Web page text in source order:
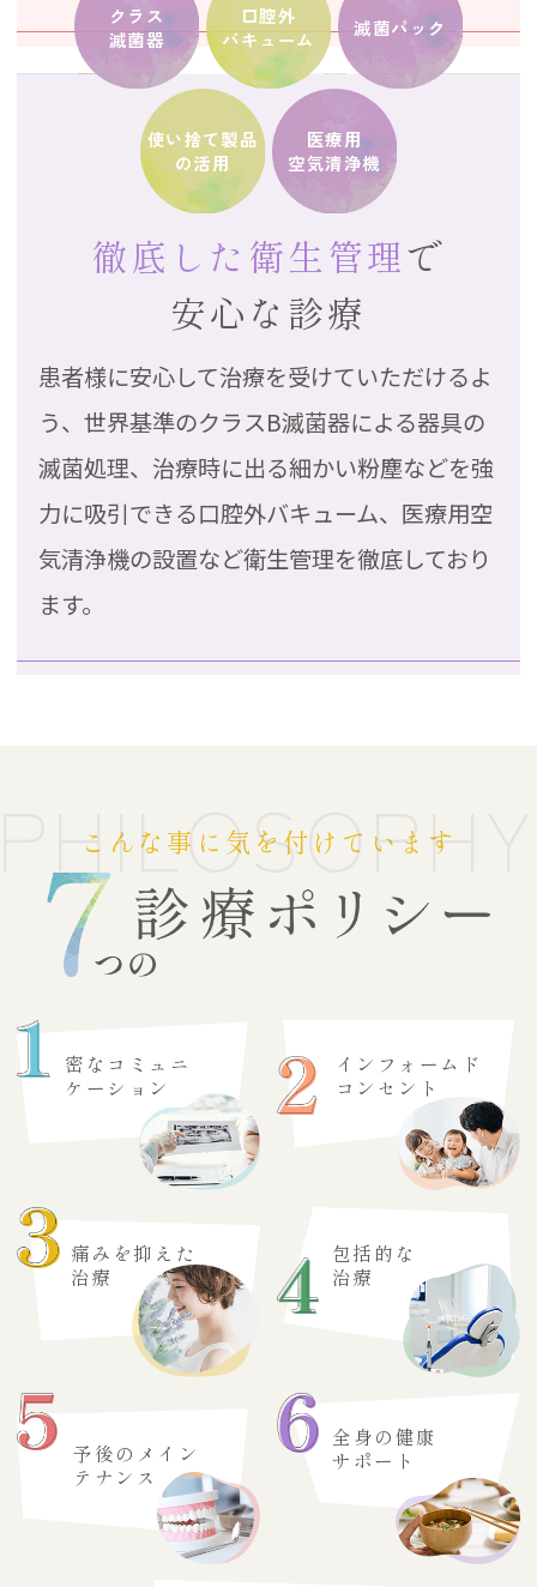
クラス
滅菌器
口腔外
バキューム
滅菌パック
使い捨て製品
の活用
医療用
空気清浄機
徹底した衛生管理 で
安心な診療
患者様に安心して治療を受けていただけるよ
う、世界基準のクラスB滅菌器による器具の
滅菌処理、 治療時に出る細かい粉塵などを強
力に吸引できる口腔外バキューム、医療用空
気清浄機の設置など衛生管理を徹底しており
ます。
こんな事に気を付けています
密なコミュニ
ケーション
インフォームド
コンセント
痛みを抑えた
治療
包括的な
治療
予後のメイン
テナンス
全身の健康
サポート